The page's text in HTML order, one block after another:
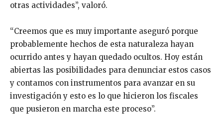
otras actividades”, valoró.
“Creemos que es muy importante aseguró porque
probablemente hechos de esta naturaleza hayan
ocurrido antes y hayan quedado ocultos. Hoy están
abiertas las posibilidades para denunciar estos casos
y contamos con instrumentos para avanzar en su
investigación y esto es lo que hicieron los fiscales
que pusieron en marcha este proceso”.